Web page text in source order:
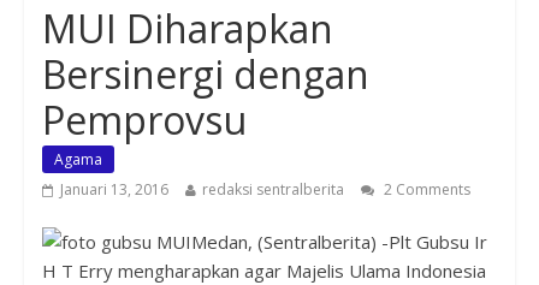
MUI Diharapkan
Bersinergi dengan
Pemprovsu
Agama
Januari 13, 2016
redaksi sentralberita 2 Comments
Medan, (Sentralberita) -Plt Gubsu Ir
H T Erry mengharapkan agar Majelis Ulama Indonesia